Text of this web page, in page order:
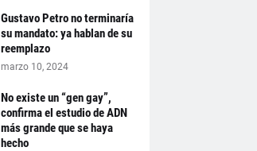
Gustavo Petro no terminaría
su mandato: ya hablan de su
reemplazo
marzo 10, 2024
No existe un “gen gay”,
confirma el estudio de ADN
más grande que se haya
hecho